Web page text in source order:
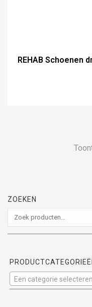
REHAB Schoenen
ZOEKEN
Zoeken
naar:
Een categorie selecteren